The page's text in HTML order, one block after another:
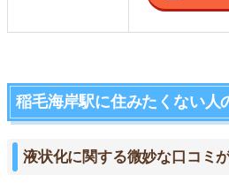
稲毛海岸駅に住みたくない人
液状化に関する微妙な口コミ